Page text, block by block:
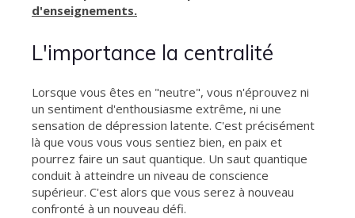
d'enseignements.
L'importance la centralité
Lorsque vous êtes en "neutre", vous n'éprouvez ni
un sentiment d'enthousiasme extrême, ni une
sensation de dépression latente. C'est précisément
là que vous vous vous sentiez bien, en paix et
pourrez faire un saut quantique. Un saut quantique
conduit à atteindre un niveau de conscience
supérieur. C'est alors que vous serez à nouveau
confronté à un nouveau défi.